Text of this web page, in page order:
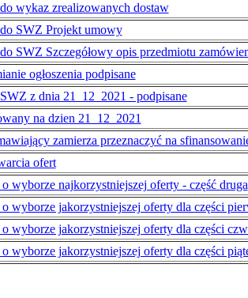
wykaz zrealizowanych dostaw
SWZ Projekt umowy
SWZ Szczegółowy opis przedmiotu
ogłoszenia podpisane
z dnia 21_12_2021 - podpisane
na dzien 21_12_2021
zamierza przeznaczyć na
ofert
wyborze najkorzystniejszej oferty - część druga
wyborze jakorzystniejszej oferty dla części
wyborze jakorzystniejszej oferty dla części
wyborze jakorzystniejszej oferty dla części